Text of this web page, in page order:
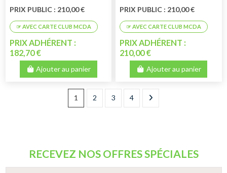
PRIX PUBLIC : 210,00 €
PRIX ADHÉRENT :
182,70 €
Ajouter au panier
PRIX PUBLIC : 210,00 €
PRIX ADHÉRENT :
210,00 €
Ajouter au panier
1 2 3 4
RECEVEZ NOS OFFRES SPÉCIALES